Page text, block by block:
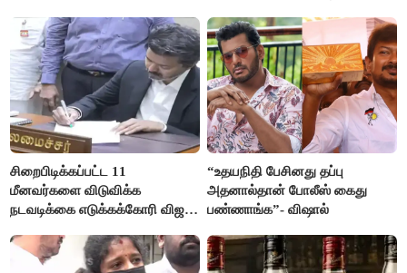
சிறைபிடிக்கப்பட்ட 11
மீனவர்களை விடுவிக்க
நடவடிக்கை எடுக்கக்கோரி விஜய்
“உதயநிதி பேசினது தப்பு
அதனால்தான் போலீஸ் கைது
பண்ணாங்க”- விஷால்